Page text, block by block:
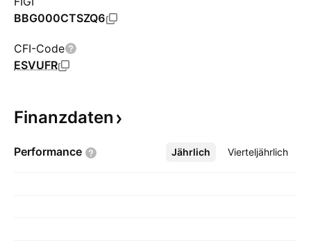
BBG000CTSZQ6
CFI-Code
ESVUFR
Finanzdaten
Performance Jährlich Vierteljährlich
Mehr